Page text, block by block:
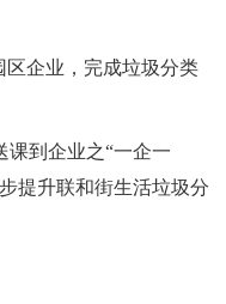
企业，完成垃圾分类
到企业之“一企一
提升联和街生活垃圾分